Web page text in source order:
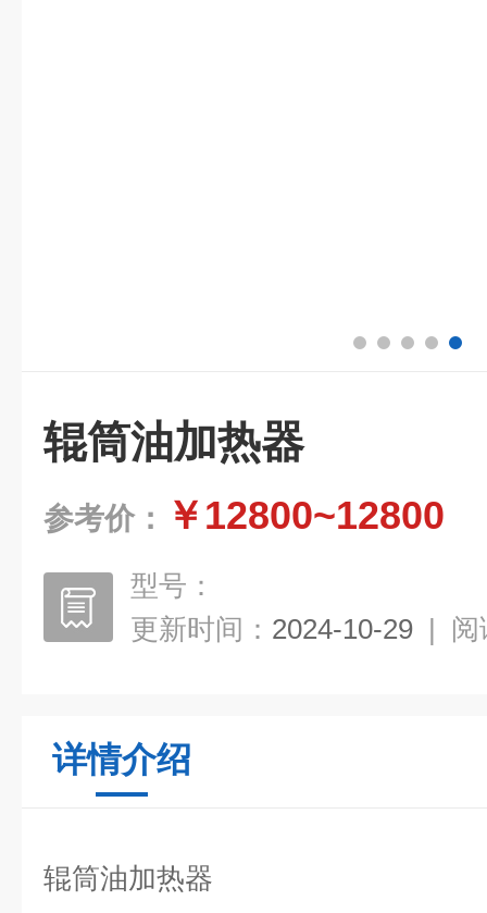
辊筒油加热器
参考价： ￥12800~12800
型号：
更新时间： 2024-10-29 | 阅
详情介绍
辊筒油加热器